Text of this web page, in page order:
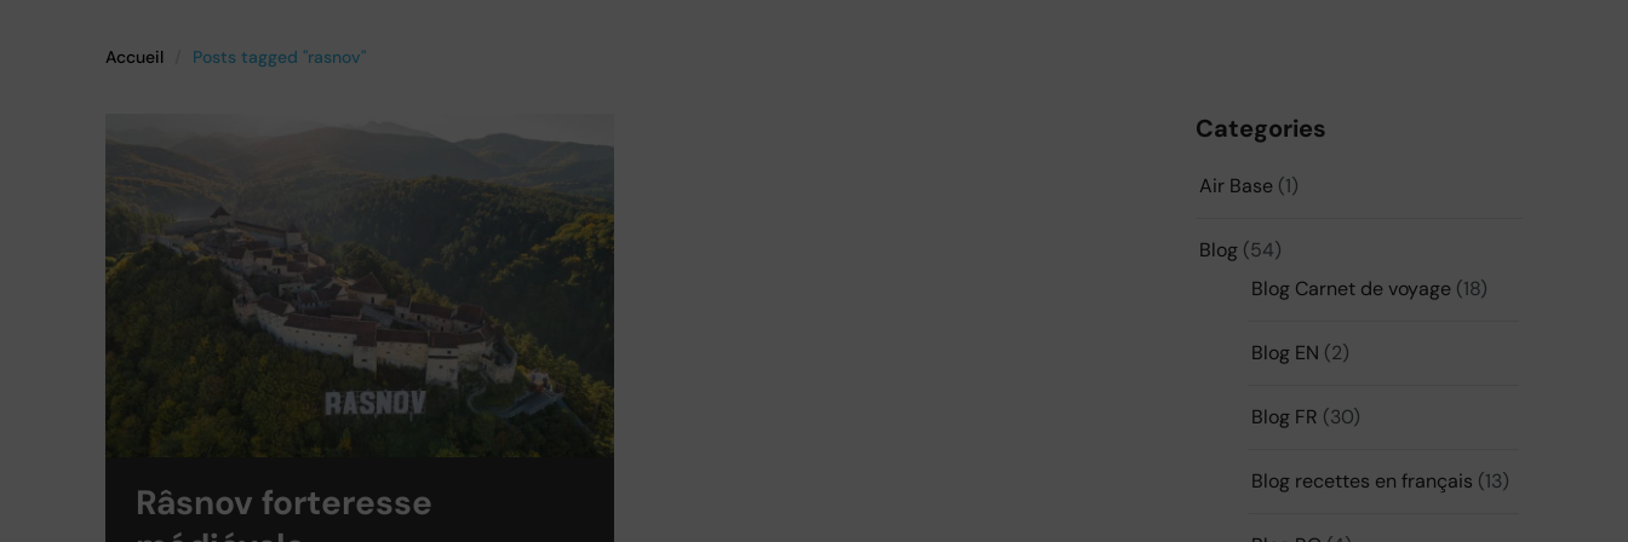
Accueil Posts tagged "rasnov"
Râsnov forteresse
Categories
Air Base (1)
Blog (54)
Blog Carnet de voyage (18)
Blog EN (2)
Blog FR (30)
Blog recettes en français (13)